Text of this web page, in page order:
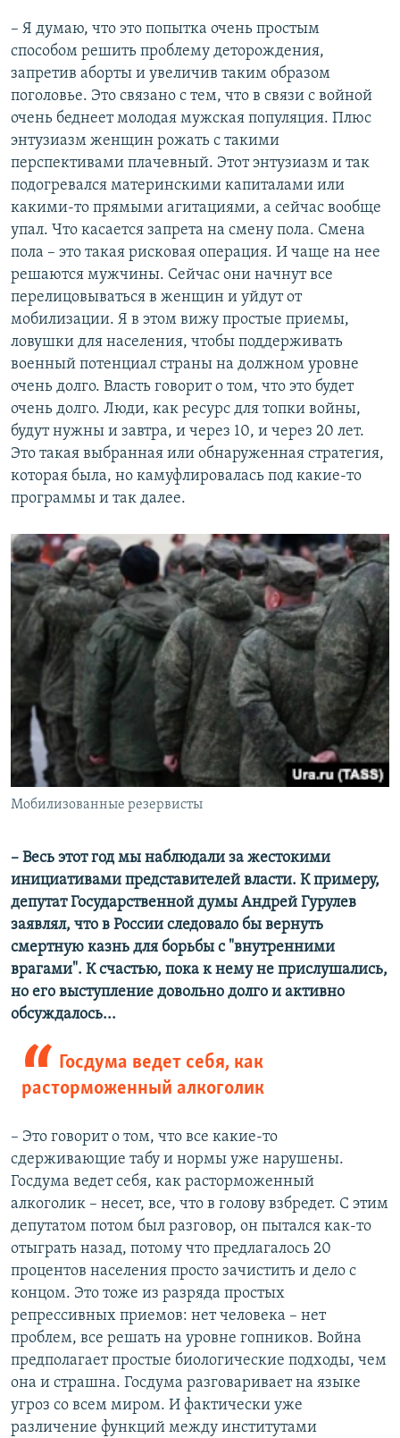
– Я думаю, что это попытка очень простым
способом решить проблему деторождения,
запретив аборты и увеличив таким образом
поголовье. Это связано с тем, что в связи с войной
очень беднеет молодая мужская популяция. Плюс
энтузиазм женщин рожать с такими
перспективами плачевный. Этот энтузиазм и так
подогревался материнскими капиталами или
какими-то прямыми агитациями, а сейчас вообще
упал. Что касается запрета на смену пола. Смена
пола – это такая рисковая операция. И чаще на нее
решаются мужчины. Сейчас они начнут все
перелицовываться в женщин и уйдут от
мобилизации. Я в этом вижу простые приемы,
ловушки для населения, чтобы поддерживать
военный потенциал страны на должном уровне
очень долго. Власть говорит о том, что это будет
очень долго. Люди, как ресурс для топки войны,
будут нужны и завтра, и через 10, и через 20 лет.
Это такая выбранная или обнаруженная стратегия,
которая была, но камуфлировалась под какие-то
программы и так далее.
Мобилизованные резервисты
– Весь этот год мы наблюдали за жестокими
инициативами представителей власти. К примеру,
депутат Государственной думы Андрей Гурулев
заявлял, что в России следовало бы вернуть
смертную казнь для борьбы с "внутренними
врагами". К счастью, пока к нему не прислушались,
но его выступление довольно долго и активно
обсуждалось...
Госдума ведет себя, как
расторможенный алкоголик
– Это говорит о том, что все какие-то
сдерживающие табу и нормы уже нарушены.
Госдума ведет себя, как расторможенный
алкоголик – несет, все, что в голову взбредет. С этим
депутатом потом был разговор, он пытался как-то
отыграть назад, потому что предлагалось 20
процентов населения просто зачистить и дело с
концом. Это тоже из разряда простых
репрессивных приемов: нет человека – нет
проблем, все решать на уровне гопников. Война
предполагает простые биологические подходы, чем
она и страшна. Госдума разговаривает на языке
угроз со всем миром. И фактически уже
различение функций между институтами